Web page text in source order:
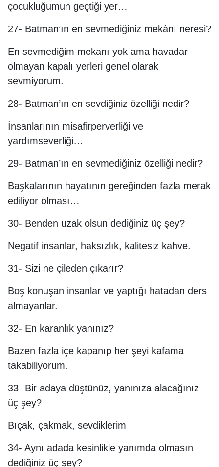
çocukluğumun geçtiği yer…
27- Batman’ın en sevmediğiniz mekânı neresi?
En sevmediğim mekanı yok ama havadar
olmayan kapalı yerleri genel olarak
sevmiyorum.
28- Batman’ın en sevdiğiniz özelliği nedir?
İnsanlarının misafirperverliği ve
yardımseverliği…
29- Batman’ın en sevmediğiniz özelliği nedir?
Başkalarının hayatının gereğinden fazla merak
ediliyor olması…
30- Benden uzak olsun dediğiniz üç şey?
Negatif insanlar, haksızlık, kalitesiz kahve.
31- Sizi ne çileden çıkarır?
Boş konuşan insanlar ve yaptığı hatadan ders
almayanlar.
32- En karanlık yanınız?
Bazen fazla içe kapanıp her şeyi kafama
takabiliyorum.
33- Bir adaya düştünüz, yanınıza alacağınız
üç şey?
Bıçak, çakmak, sevdiklerim
34- Aynı adada kesinlikle yanımda olmasın
dediğiniz üç şey?